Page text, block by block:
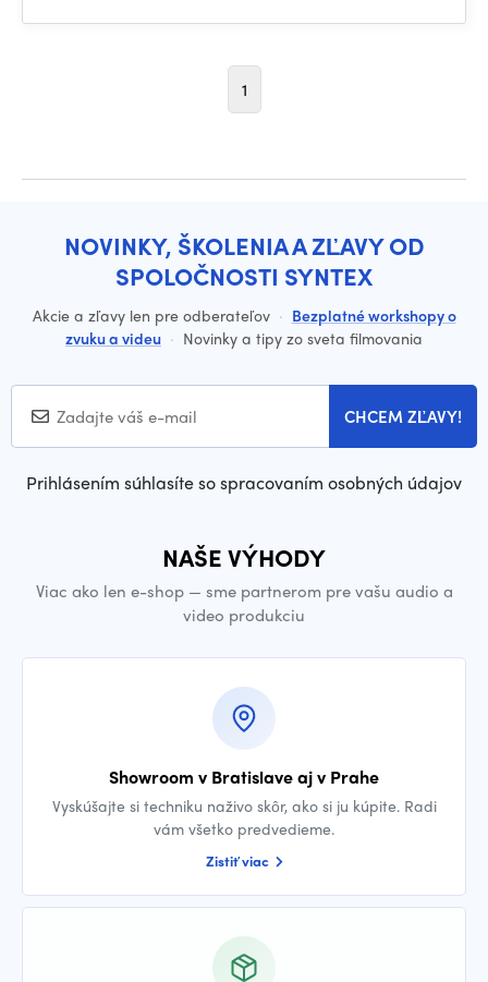
1
NOVINKY, ŠKOLENIA A ZĽAVY OD
SPOLOČNOSTI SYNTEX
Akcie a zľavy len pre odberateľov · Bezplatné workshopy o
zvuku a videu · Novinky a tipy zo sveta filmovania
CHCEM ZĽAVY!
Prihlásením súhlasíte so spracovaním osobných údajov
NAŠE VÝHODY
Viac ako len e-shop — sme partnerom pre vašu audio a
video produkciu
Showroom v Bratislave aj v Prahe
Vyskúšajte si techniku naživo skôr, ako si ju kúpite. Radi
vám všetko predvedieme.
Zistiť viac